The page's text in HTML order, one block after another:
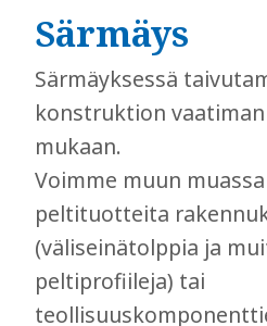
Särmäys
​​​​​​​Särmäyksessä
konstruktion
mukaan.
Voimme muun
peltituotteita
(väliseinätolppia ja
peltiprofiileja) tai